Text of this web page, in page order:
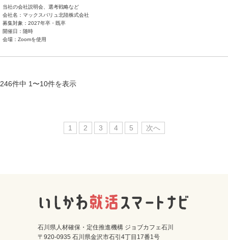
当社の会社説明会、選考戦略など
会社名：マックスバリュ北陸株式会社
募集対象：2027年卒・既卒
開催日：随時
会場：Zoomを使用
246件中 1〜10件を表示
1 2 3 4 5 次へ
石川県人材確保・定住推進機構 ジョブカフェ石川
〒920-0935 石川県金沢市石引4丁目17番1号